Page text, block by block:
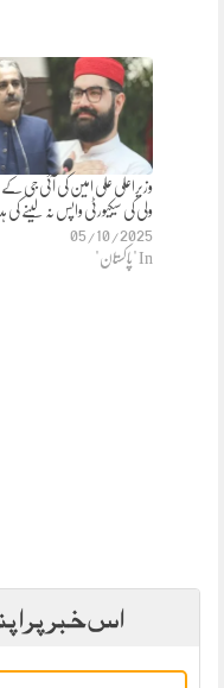
وزیراعلی علی امین کی آئی جی کے
ولی کی سیکیورٹی واپس نہ لینے کی
05/10/2025
In "پاکستان"
اس خبر پر